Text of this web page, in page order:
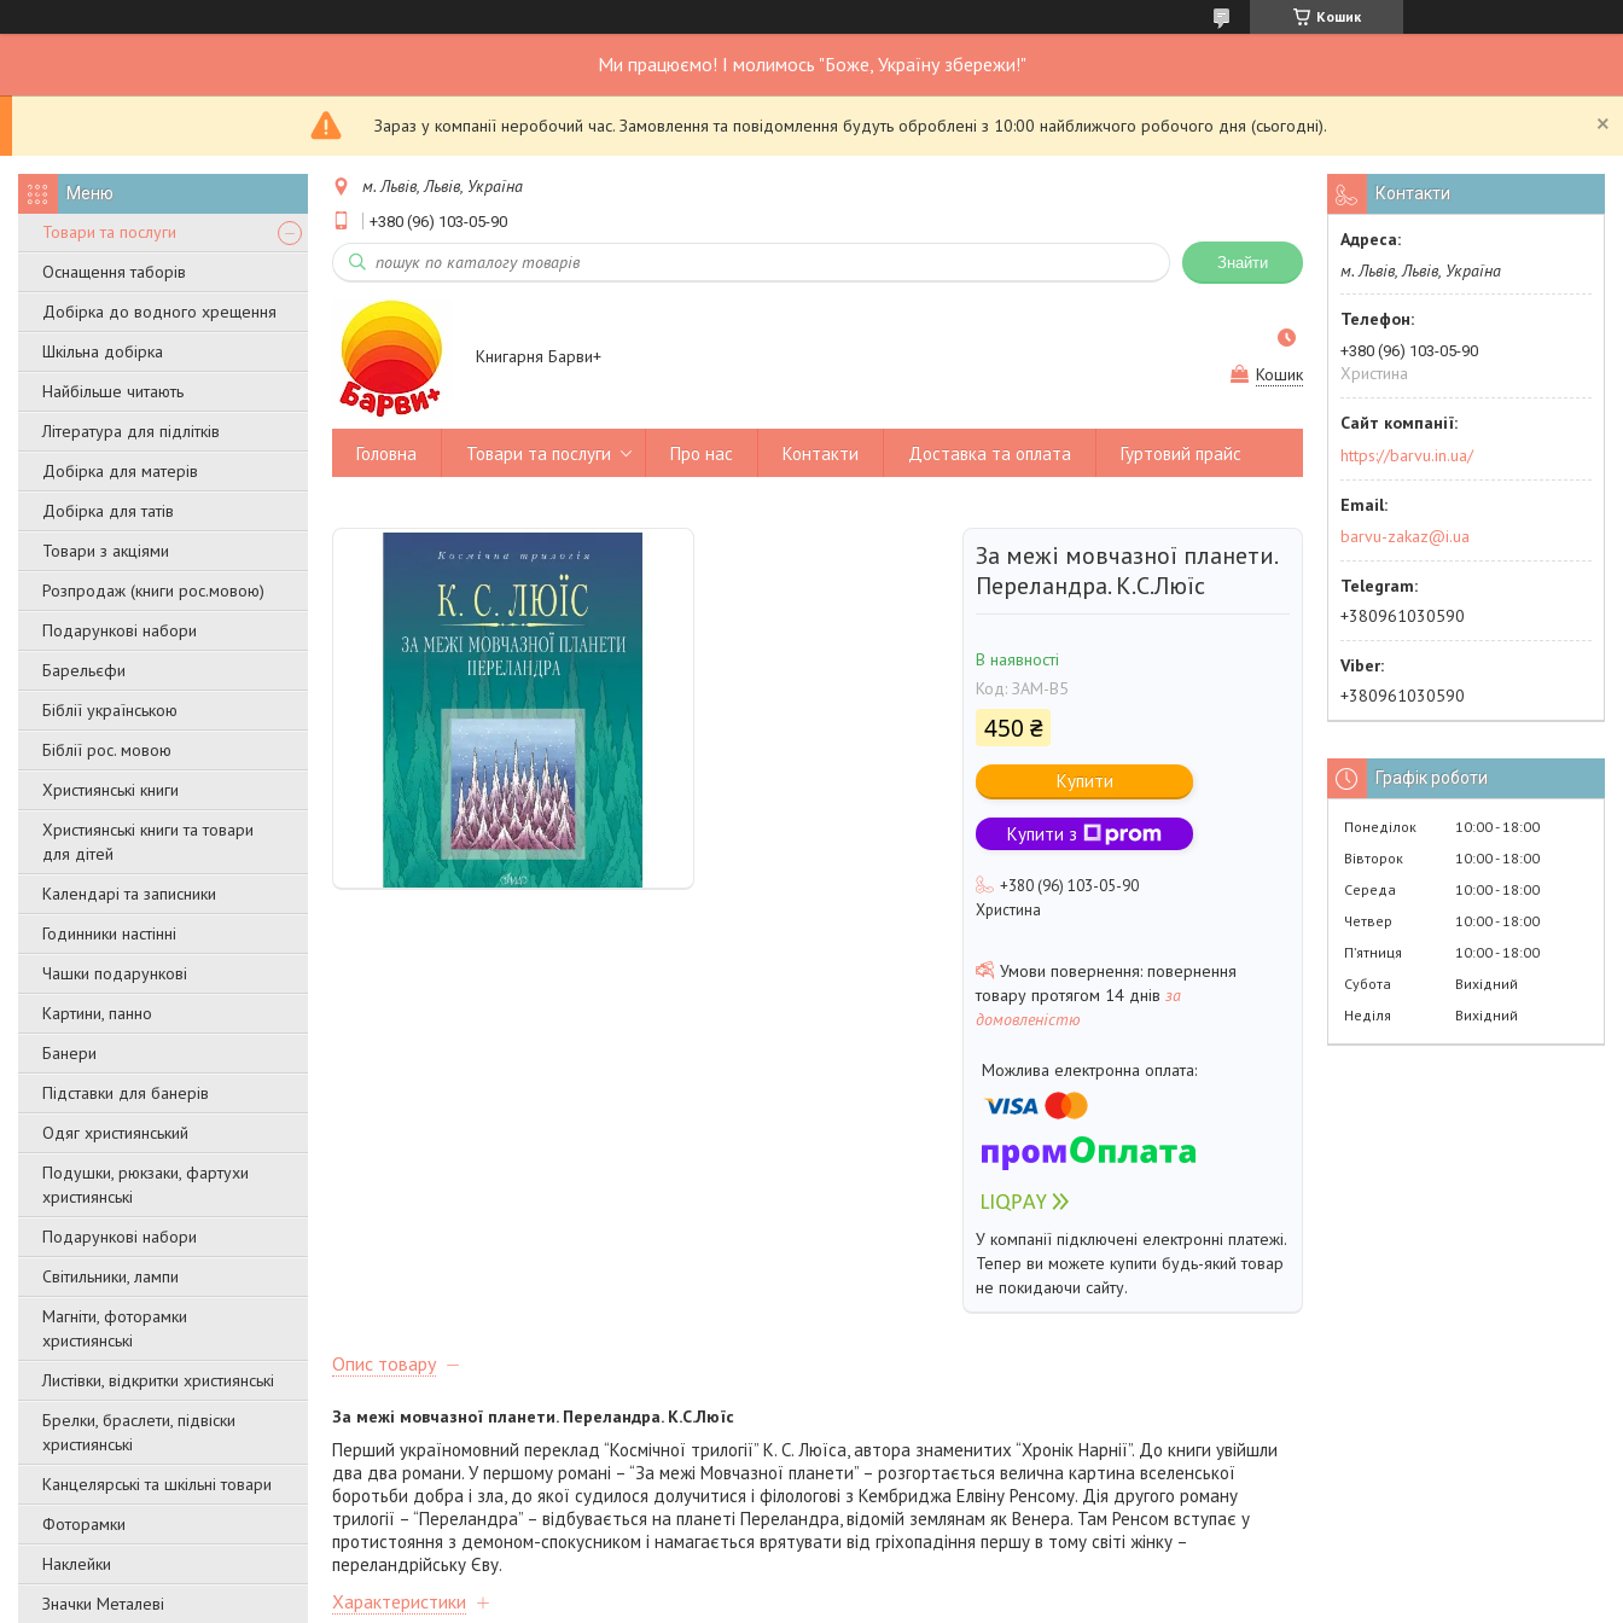
Кошик
Ми працюємо! І молимось "Боже, Україну збережи!"
Зараз у компанії неробочий час. Замовлення та повідомлення будуть оброблені з 10:00 найближчого робочого дня (сьогодні).
Товари та послуги
Оснащення таборів
Добірка до водного хрещення
Шкільна добірка
Найбільше читають
Література для підлітків
Добірка для матерів
Добірка для татів
Товари з акціями
Розпродаж (книги рос.мовою)
Подарункові набори
Барельєфи
Біблії українською
Біблії рос. мовою
Християнські книги
Християнські книги та товари
для дітей
Календарі та записники
Годинники настінні
Чашки подарункові
Картини, панно
Банери
Підставки для банерів
Одяг християнський
Подушки, рюкзаки, фартухи
християнські
Подарункові набори
Світильники, лампи
Магніти, фоторамки
християнські
Листівки, відкритки християнські
Брелки, браслети, підвіски
християнські
Канцелярські та шкільні товари
Фоторамки
Наклейки
Значки Металеві
м. Львів, Львів, Україна
+380 (96) 103-05-90
Знайти
Книгарня Барви+
Кошик
Головна Товари та послуги Про нас Контакти Доставка та оплата Гуртовий прайс
За межі мовчазної планети.
Переландра. К.С.Люїс
В наявності
Код: ЗАМ-В5
450 ₴
Купити
Купити з
+380 (96) 103-05-90
Христина
повернення
товару протягом 14 днів за
домовленістю
У компанії підключені електронні платежі.
Тепер ви можете купити будь-який товар
не покидаючи сайту.
Опис товару
За межі мовчазної планети. Переландра. К.С.Люїс
Перший україномовний переклад “Космічної трилогії” К. С. Люїса, автора знаменитих “Хронік Нарнії”. До книги увійшли
два два романи. У першому романі – “За межі Мовчазної планети” – розгортається велична картина вселенської
боротьби добра і зла, до якої судилося долучитися і філологові з Кембриджа Елвіну Ренсому. Дія другого роману
трилогії – “Переландра” – відбувається на планеті Переландра, відомій землянам як Венера. Там Ренсом вступає у
протистояння з демоном-спокусником і намагається врятувати від гріхопадіння першу в тому світі жінку –
переландрійську Єву.
Характеристики
Контакти
м. Львів, Львів, Україна
+380 (96) 103-05-90
Христина
https://barvu.in.ua/
barvu-zakaz@i.ua
+380961030590
+380961030590
Графік роботи
Понеділок 10:00 18:00
Вівторок
10:00 18:00
Середа
10:00 18:00
Четвер
10:00 18:00
Пʼятниця
10:00 18:00
Субота
Вихідний
Неділя
Вихідний